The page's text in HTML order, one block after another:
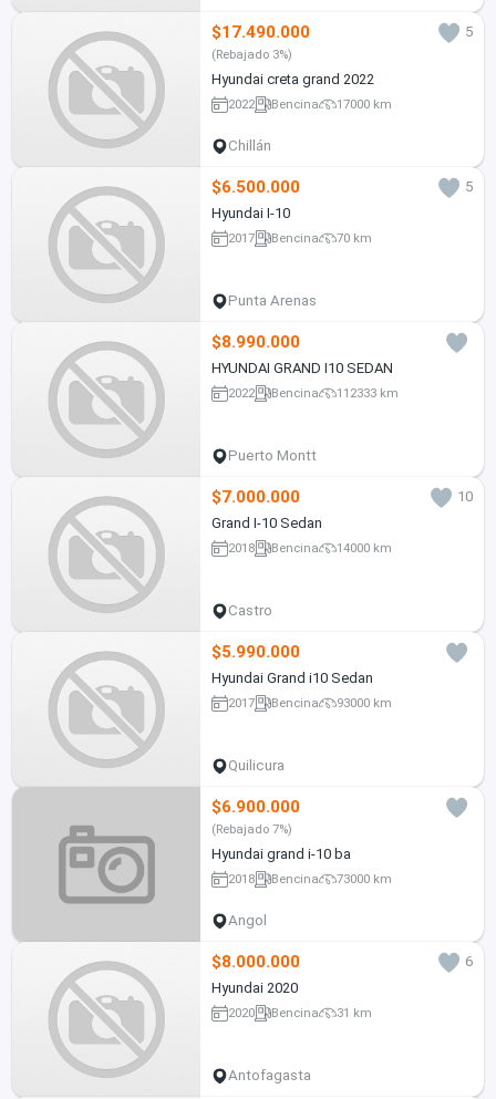
$17.490.000 5
(Rebajado 3%)
Hyundai creta grand 2022
2022 Bencina 17000 km
Chillán
$6.500.000
5
Hyundai I-10
2017 Bencina 70 km
Punta Arenas
$8.990.000
HYUNDAI GRAND I10 SEDAN
2022 Bencina 112333 km
Puerto Montt
$7.000.000
10
Grand I-10 Sedan
2018 Bencina 14000 km
Castro
$5.990.000
Hyundai Grand i10 Sedan
2017 Bencina 93000 km
Quilicura
$6.900.000
(Rebajado 7%)
Hyundai grand i-10 ba
2018 Bencina 73000 km
Angol
$8.000.000
6
Hyundai 2020
2020 Bencina 31 km
Antofagasta